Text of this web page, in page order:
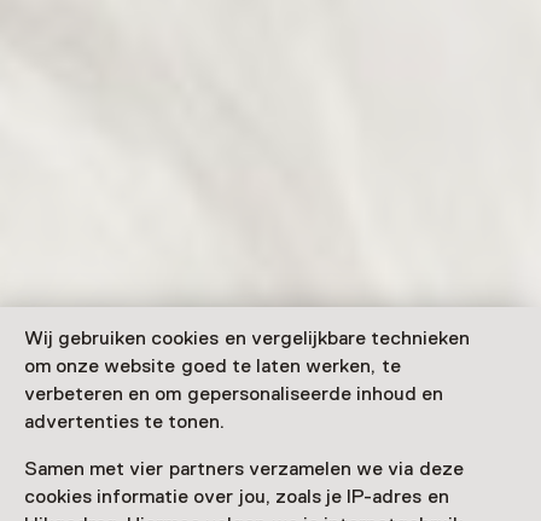
Wij gebruiken cookies en vergelijkbare technieken
om onze website goed te laten werken, te
verbeteren en om gepersonaliseerde inhoud en
advertenties te tonen.
Samen met vier partners verzamelen we via deze
cookies informatie over jou, zoals je IP-adres en